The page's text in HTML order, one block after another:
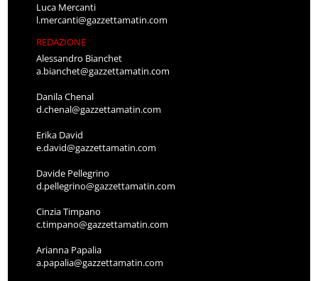
Luca Mercanti
l.mercanti@gazzettamatin.com
REDAZIONE
Alessandro Bianchet
a.bianchet@gazzettamatin.com
Danila Chenal
d.chenal@gazzettamatin.com
Erika David
e.david@gazzettamatin.com
Davide Pellegrino
d.pellegrino@gazzettamatin.com
Cinzia Timpano
c.timpano@gazzettamatin.com
Arianna Papalia
a.papalia@gazzettamatin.com